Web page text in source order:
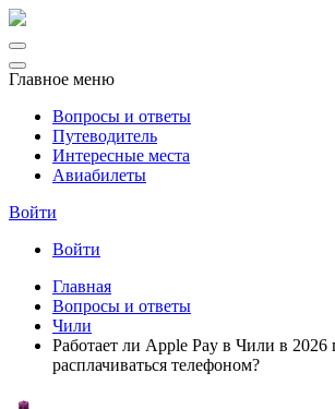
Главное меню
Вопросы и ответы
Путеводитель
Интересные места
Авиабилеты
Войти
Войти
Главная
Вопросы и ответы
Чили
Работает ли Apple Pay в Чили в 2026
расплачиваться телефоном?